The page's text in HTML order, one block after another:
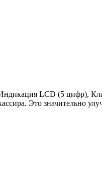
LCD (5 цифр),
Это значительно